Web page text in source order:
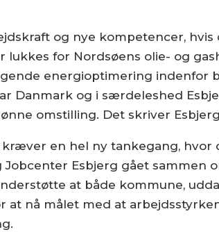
og nye kompetencer,
for Nordsøens olie- og
energioptimering
Danmark og i særdeleshed
omstilling. Det skriver
en hel ny tankegang,
Jobcenter Esbjerg gået
at både kommune,
nå målet med at